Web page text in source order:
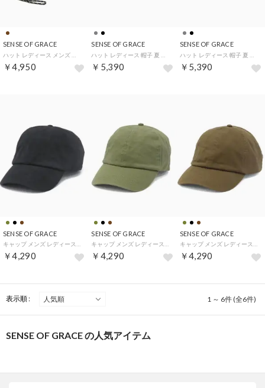
SENSE OF GRACE
￥4,950
SENSE OF GRACE
￥5,390
SENSE OF GRACE
￥5,390
SENSE OF GRACE
￥4,290
SENSE OF GRACE
￥4,290
SENSE OF GRACE
￥4,290
表示順 : 1 ～ 6件 (全6件)
SENSE OF GRACE の人気アイテム